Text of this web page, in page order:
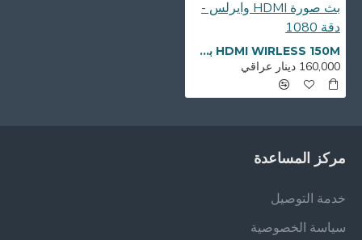
HDMI WIRLESS 150M بث صورة HDMI وايرلس - دقة 1080
160,000 دينار عراقي
مركز المساعدة
خدمة التوصيل
سياسة الخصوصية